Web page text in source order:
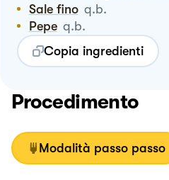
Sale fino q.b.
Pepe q.b.
Copia ingredienti
Procedimento
Modalità passo passo